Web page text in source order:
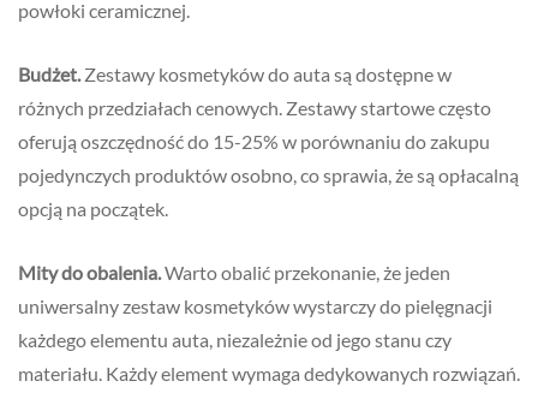
powłoki ceramicznej.
Budżet. Zestawy kosmetyków do auta są dostępne w
różnych przedziałach cenowych. Zestawy startowe często
oferują oszczędność do 15-25% w porównaniu do zakupu
pojedynczych produktów osobno, co sprawia, że są opłacalną
opcją na początek.
Mity do obalenia.Warto obalić przekonanie, że jeden
uniwersalny zestaw kosmetyków wystarczy do pielęgnacji
każdego elementu auta, niezależnie od jego stanu czy
materiału. Każdy element wymaga dedykowanych rozwiązań.